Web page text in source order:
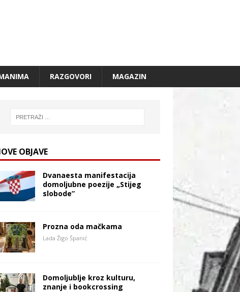
RAZGOVORI MAGAZIN
OBJAVE
Dvanaesta manifestacija
domoljubne poezije „Stijeg
slobode”
Prozna oda mačkama
Lada Žigo Španić
Domoljublje kroz kulturu,
znanje i bookcrossing